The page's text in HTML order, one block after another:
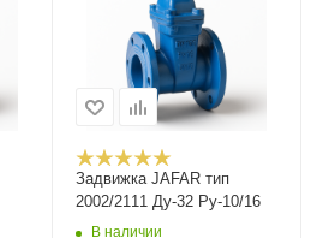
Задвижка JAFAR тип
2002/2111 Ду-32 Ру-10/16
В наличии